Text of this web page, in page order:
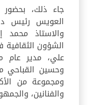
جاء ذلك،
العويس رئيس
والاستاذ محمد
الشؤون
علي، مدير عام
وحسين القباحي
ومجموعة من
والفنانين،